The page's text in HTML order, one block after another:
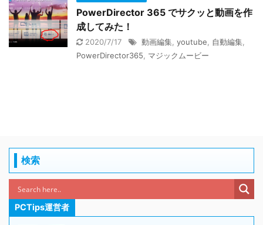
PowerDirector 365 でサクッと動画を作
成してみた！
2020/7/17 動画編集 youtube 自動編集
PowerDirector365
マジックムービー
検索
PCTips運営者